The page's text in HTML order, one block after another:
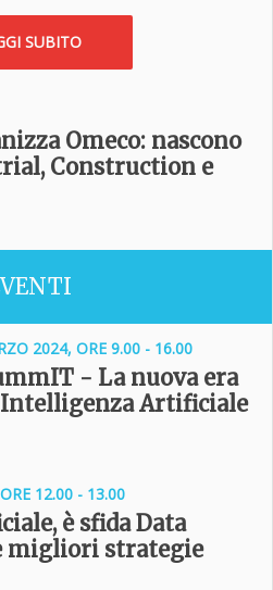
SUBITO
Omeco: nascono
Construction e
2024, ORE 9.00 - 16.00
- La nuova era
Intelligenza Artificiale
12.00 - 13.00
è sfida Data
migliori strategie